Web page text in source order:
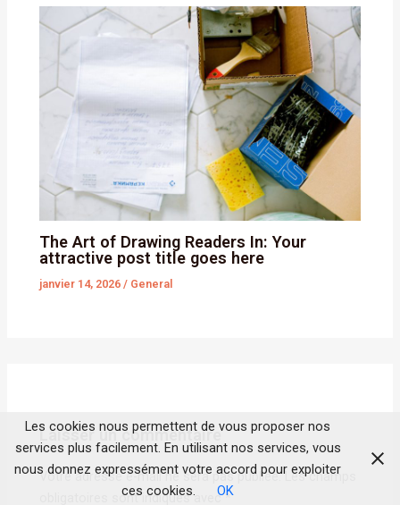
The Art of Drawing Readers In: Your
attractive post title goes here
janvier 14, 2026/ General
Laisser un commentaire
Votre adresse e-mail ne sera pas publiée. Les champs
obligatoires sont indiqués avec*
Les cookies nous permettent de vous proposer nos
services plus facilement. En utilisant nos services, vous
nous donnez expressément votre accord pour exploiter
ces cookies.
OK